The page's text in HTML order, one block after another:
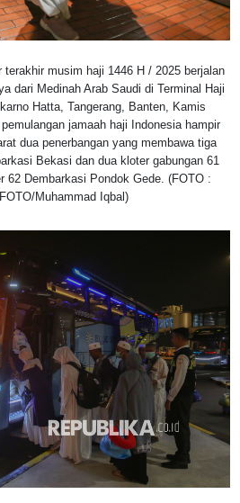
musim haji 1446 H / 2025 berjalan
dari Medinah Arab Saudi di Terminal Haji
Hatta, Tangerang, Banten, Kamis
jamaah haji Indonesia hampir
dua penerbangan yang membawa tiga
Bekasi dan dua kloter gabungan 61
62 Dembarkasi Pondok Gede. (FOTO :
Muhammad Iqbal)